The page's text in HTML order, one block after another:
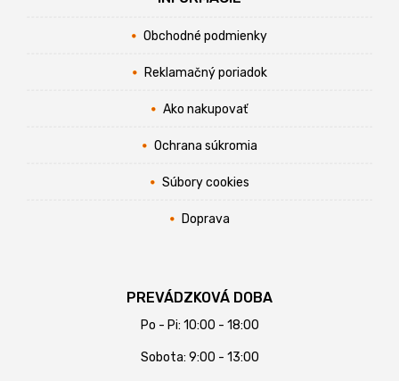
Obchodné podmienky
Reklamačný poriadok
Ako nakupovať
Ochrana súkromia
Súbory cookies
Doprava
PREVÁDZKOVÁ DOBA
Po - Pi: 10:00 - 18:00
Sobota: 9:00 - 13:00